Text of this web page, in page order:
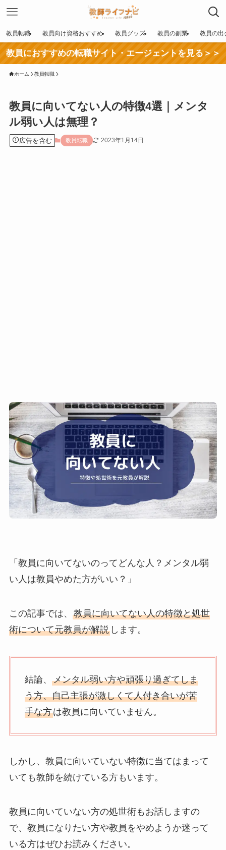
教員転職 教員向け資格おすすめ 教員グッズ 教員の副業 教員の出
教員におすすめの転職サイト・エージェントを見る＞＞
ホーム 教員転職
教員に向いてない人の特徴4選｜メンタ
ル弱い人は無理？
広告を含む 教員転職 2023年1月14日
「教員に向いてないのってどんな人？メンタル弱
い人は教員やめた方がいい？」
この記事では、 教員に向いてない人の特徴と処世
術について元教員が解説します。
結論、 メンタル弱い方や頑張り過ぎてしま
う方、自己主張が激しくて人付き合いが苦
手な方は教員に向いていません。
しかし、教員に向いていない特徴に当てはまって
いても教師を続けている方もいます。
教員に向いていない方の処世術もお話しますの
で、教員になりたい方や教員をやめようか迷って
いる方はぜひお読みください。